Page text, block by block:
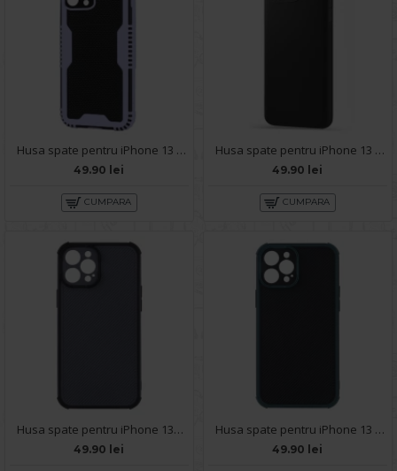
Husa spate pentru iPhone 13 Pro - Zip Case Bleu
49.90 lei
CUMPARA
Husa spate pentru iPhone 13 Pro - Silicon Line Negru
49.90 lei
CUMPARA
Husa spate pentru iPhone 13PRO - Zip Case Negru
49.90 lei
Husa spate pentru iPhone 13 Pro - Zip Case Verde
49.90 lei